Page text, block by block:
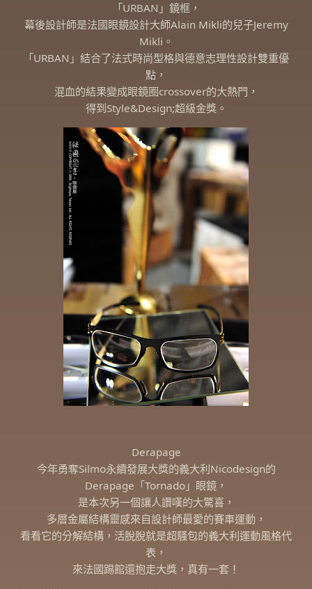
「URBAN」鏡框，
幕後設計師是法國眼鏡設計大師Alain Mikli的兒子Jeremy
Mikli。
「URBAN」結合了法式時尚型格與德意志理性設計雙重優
點，
混血的結果變成眼鏡圈crossover的大熱門，
得到Style&Design;超級金獎。
Derapage
今年勇奪Silmo永續發展大獎的義大利Nicodesign的
Derapage「Tornado」眼鏡，
是本次另一個讓人讚嘆的大驚喜，
多層金屬結構靈感來自設計師最愛的賽車運動，
看看它的分解結構，活脫脫就是超騷包的義大利運動風格代
表，
來法國踢館還抱走大獎，真有一套！